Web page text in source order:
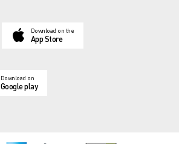
Download on the
App Store
Download on
Google play